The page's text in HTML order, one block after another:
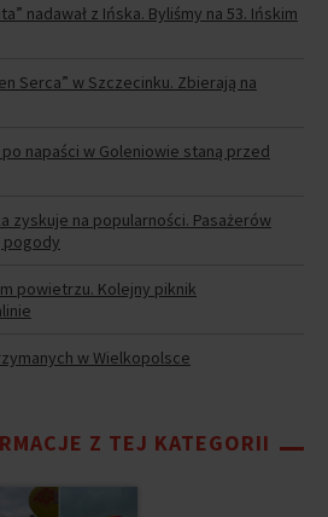
nadawał z Ińska. Byliśmy na 53. Ińskim
Serca” w Szczecinku. Zbierają na
napaści w Goleniowie staną przed
zyskuje na popularności. Pasażerów
pogody
powietrzu. Kolejny piknik
w Wielkopolsce
Z TEJ KATEGORII